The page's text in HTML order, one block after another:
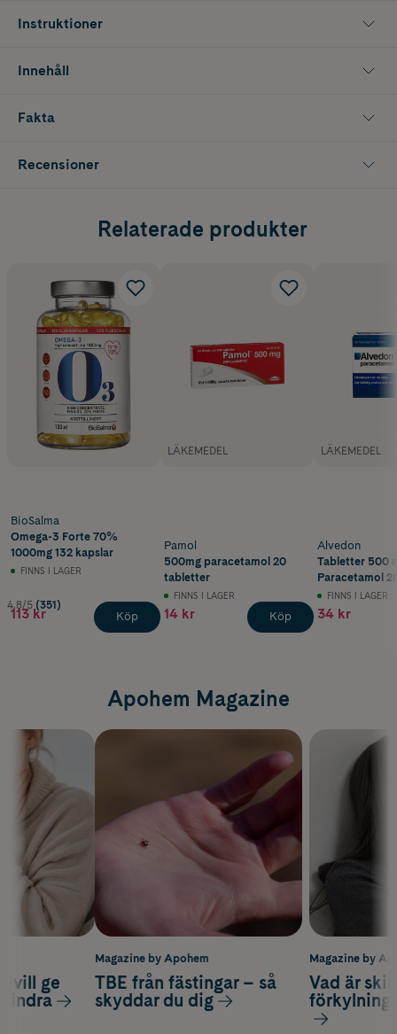
Instruktioner
Innehåll
Fakta
Recensioner
Relaterade produkter
BioSalma
Omega-3 Forte 70%
1000mg 132 kapslar
FINNS I LAGER
4.8/5 (351)
113 kr Köp
LÄKEMEDEL
Pamol
500mg paracetamol 20
tabletter
FINNS I LAGER
14 kr Köp
LÄKEMEDEL
Alvedon
Tabletter 500
Paracetamol
FINNS I LAGER
34 kr
Apohem Magazine
Magazine by
Vad är
förkylning
vill ge
lindra
Magazine by Apohem
TBE från fästingar – så
skyddar du dig